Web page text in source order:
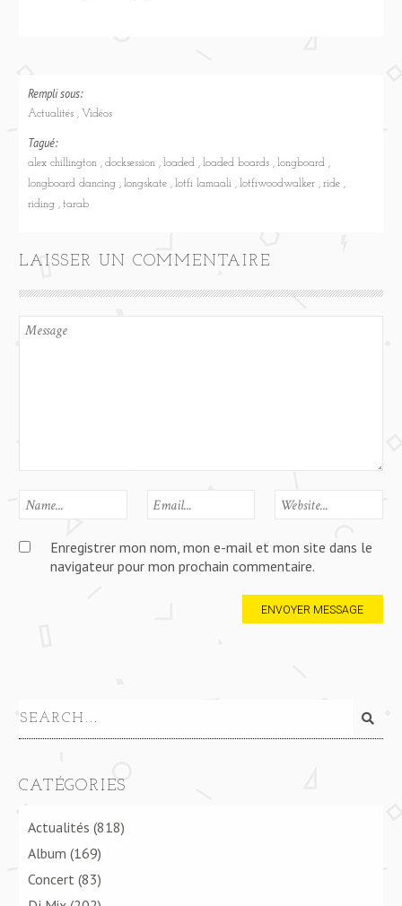
Rempli sous:
Actualités Vidéos
Tagué:
alex chillington docksession loaded loaded boards
longboard
longboard dancing
longskate lotfi lamaali lotfiwoodwalker
ride
riding
tarab
LAISSER UN COMMENTAIRE
Enregistrer mon nom, mon e-mail et mon site dans le
navigateur pour mon prochain commentaire.
CATÉGORIES
Actualités (818)
Album (169)
Concert (83)